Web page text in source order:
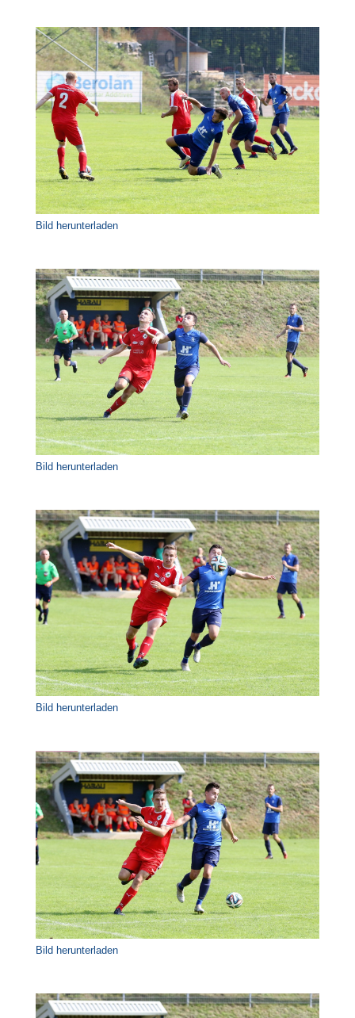
Bild herunterladen
Bild herunterladen
Bild herunterladen
Bild herunterladen